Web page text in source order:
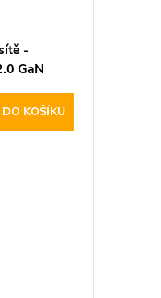
-
GaN
DO KOŠÍKU